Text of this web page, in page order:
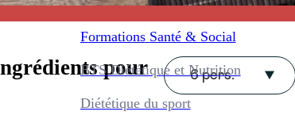
Formations Santé & Social
BTS Diététique et Nutrition
Diététique du sport
pour 6 pers.